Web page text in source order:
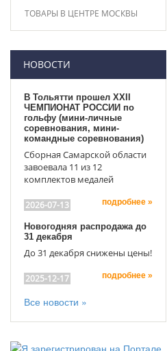
ТОВАРЫ В ЦЕНТРЕ МОСКВЫ
НОВОСТИ
В Тольятти прошел XXII
ЧЕМПИОНАТ РОССИИ по
гольфу (мини-личные
соревнования, мини-
командные соревнования)
Сборная Самарской области
завоевала 11 из 12
комплектов медалей
2026-07-13 подробнее »
Новогодняя распродажа до
31 декабря
До 31 декабря снижены цены!
2025-12-17 подробнее »
Все новости »